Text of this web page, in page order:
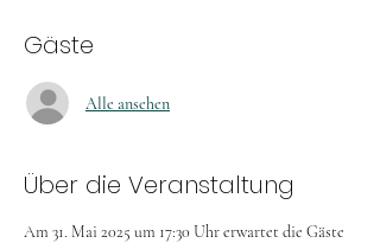
Gäste
Alle ansehen
Über die Veranstaltung
Am 31. Mai 2025 um 17:30 Uhr erwartet die Gäste